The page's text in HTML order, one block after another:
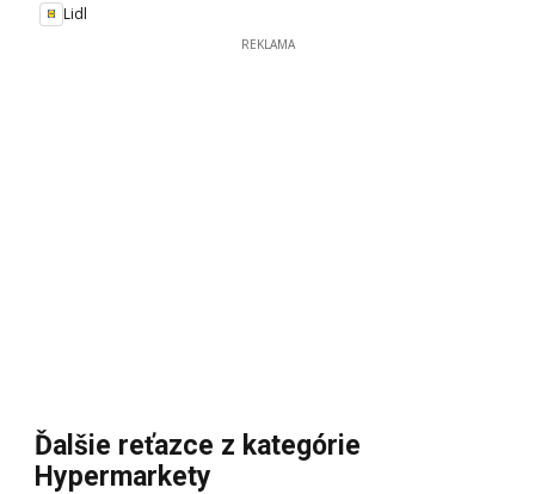
Lidl
REKLAMA
Ďalšie reťazce z kategórie
Hypermarkety